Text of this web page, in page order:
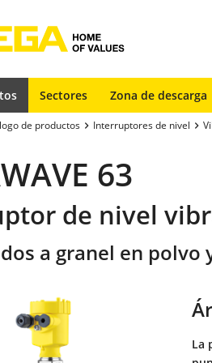
Sectores Zona de descarga
de productos Interruptores de nivel
63
de nivel
a granel en
La